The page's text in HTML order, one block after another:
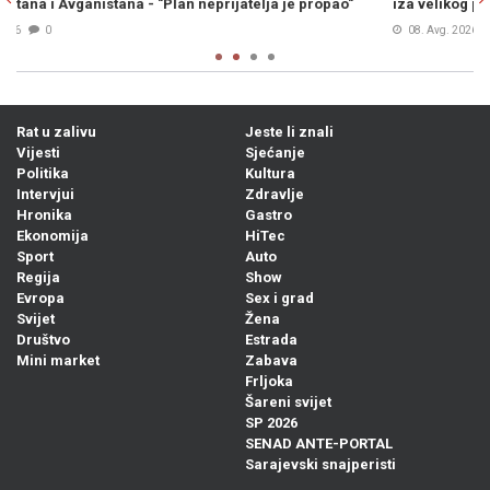
iza velikog preokreta stoje Kina i Rusija
08. Avg. 2026
Rat u zalivu
Vijesti
Politika
Intervjui
Hronika
Ekonomija
Sport
Regija
Evropa
Svijet
Društvo
Mini market
Jeste li znali
Sjećanje
Kultura
Zdravlje
Gastro
HiTec
Auto
Show
Sex i grad
Žena
Estrada
Zabava
Frljoka
Šareni svijet
SP 2026
SENAD ANTE-PORTAL
Sarajevski snajperisti